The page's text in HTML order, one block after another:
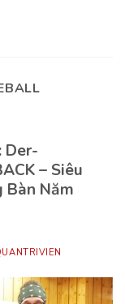
Der-
– Siêu
Bàn Năm